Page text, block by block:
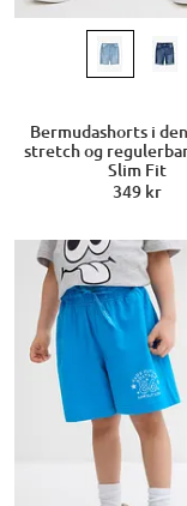
Bermudashorts i
stretch og
Slim Fit
349 kr